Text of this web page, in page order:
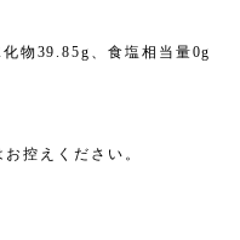
物39.85g、食塩相当量0g
控えください。